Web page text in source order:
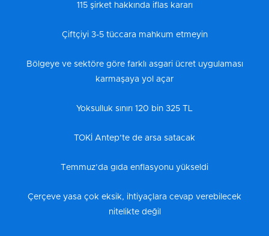
115 şirket hakkında iflas kararı
Çiftçiyi 3-5 tüccara mahkum etmeyin
Bölgeye ve sektöre göre farklı asgari ücret uygulaması
karmaşaya yol açar
Yoksulluk sınırı 120 bin 325 TL
TOKİ Antep’te de arsa satacak
Temmuz’da gıda enflasyonu yükseldi
Çerçeve yasa çok eksik, ihtiyaçlara cevap verebilecek
nitelikte değil